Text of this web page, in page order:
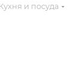
и посуда